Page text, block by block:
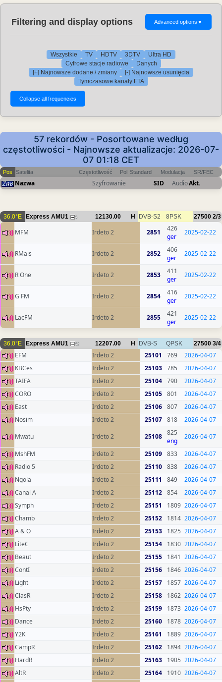
Filtering and display options Advanced options ▼
Wszystkie TV HDTV 3DTV
Ultra HD
Cyfrowe stacje radiowe
Danych
[+] Najnowsze dodane / zmiany
[-] Najnowsze usunięcia
Tymczasowe kanały FTA
57 rekordów - Posortowane według
częstotliwości - Najnowsze aktualizacje: 2026-07-
07 01:18 CET
Pos Satelita Częstotliwość Pol Standard Modulacja SR/FEC
Nazwa Szyfrowanie SID AudioAkt.
36.0°E Express AMU1 5 12130.00 H DVB-S2 8PSK 27500 2/3
MFM Irdeto 2 2851
426
ger
2025-02-22
RMais Irdeto 2 2852
406
ger
2025-02-22
R One Irdeto 2 2853
411
ger
2025-02-22
G FM Irdeto 2 2854
416
ger
2025-02-22
LacFM Irdeto 2 2855
421
ger
2025-02-22
36.0°E Express AMU1 52 12207.00 H DVB-S QPSK 27500 3/4
EFM Irdeto 2 25101 769
2026-04-07
KBCes
Irdeto 2 25103 785
2026-04-07
TAIFA
Irdeto 2 25104 790
2026-04-07
CORO
Irdeto 2 25105 801
2026-04-07
East
Irdeto 2 25106 807
2026-04-07
Nosim
Irdeto 2 25107 818
2026-04-07
Mwatu
Irdeto 2 25108
825
eng
2026-04-07
MshFM Irdeto 2 25109 833
2026-04-07
Radio 5
Irdeto 2 25110 838
2026-04-07
Ngola
Irdeto 2 25111 849
2026-04-07
Canal A
Irdeto 2 25112 854
2026-04-07
Symph
Irdeto 2 25151 1809 2026-04-07
Chamb
Irdeto 2 25152 1814 2026-04-07
A & O
Irdeto 2 25153 1825 2026-04-07
LiteC
Irdeto 2 25154 1830 2026-04-07
Beaut
Irdeto 2 25155 1841 2026-04-07
ContI
Irdeto 2 25156 1846 2026-04-07
Light
Irdeto 2 25157 1857 2026-04-07
ClasR
Irdeto 2 25158 1862 2026-04-07
HsPty
Irdeto 2 25159 1873 2026-04-07
Dance
Irdeto 2 25160 1878 2026-04-07
Y2K
Irdeto 2 25161 1889 2026-04-07
CampR
Irdeto 2 25162 1894 2026-04-07
HardR
Irdeto 2 25163 1905 2026-04-07
AltR
Irdeto 2 25164 1910 2026-04-07